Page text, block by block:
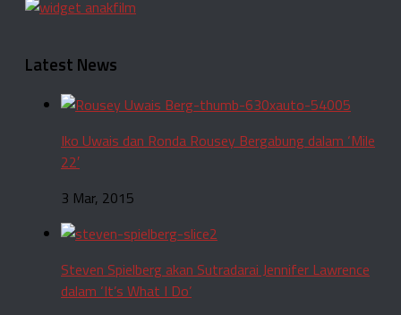
Latest News
Iko Uwais dan Ronda Rousey Bergabung dalam ‘Mile
22′
3 Mar, 2015
Steven Spielberg akan Sutradarai Jennifer Lawrence
dalam ‘It’s What I Do’